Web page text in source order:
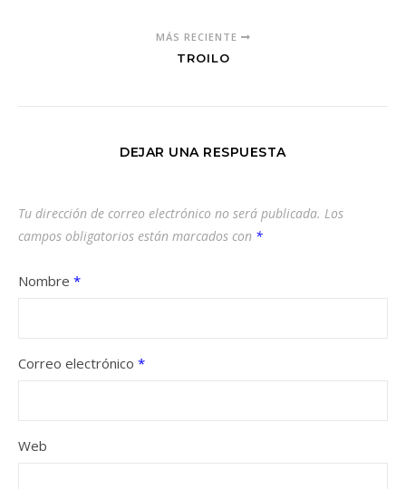
MÁS RECIENTE
TROILO
DEJAR UNA RESPUESTA
Tu dirección de correo electrónico no será publicada. Los
campos obligatorios están marcados con *
Nombre *
Correo electrónico *
Web